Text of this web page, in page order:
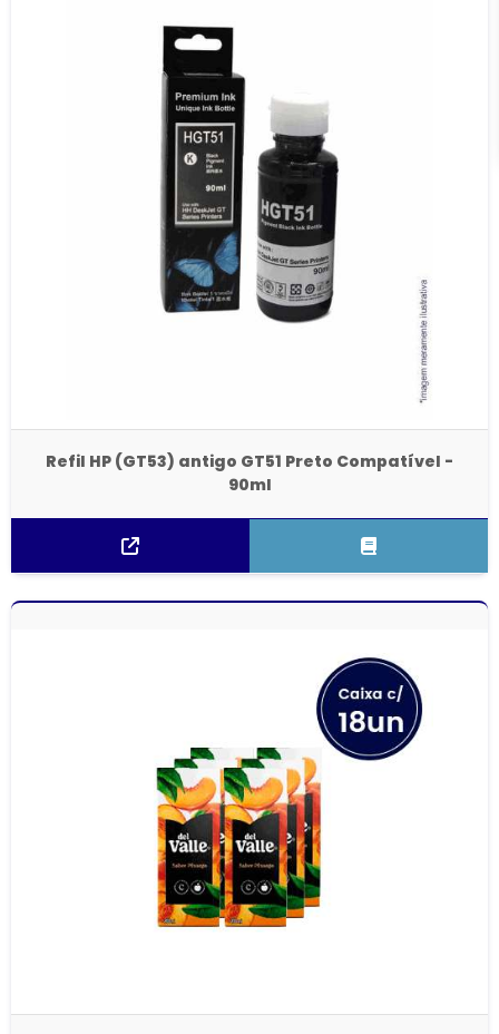
Refil HP (GT53) antigo GT51 Preto Compatível -
90ml